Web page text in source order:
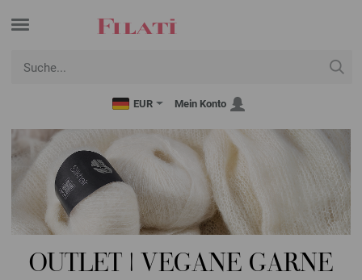
EUR Mein Konto
OUTLET | VEGANE GARNE